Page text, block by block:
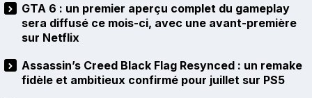
GTA 6 : un premier aperçu complet du gameplay
sera diffusé ce mois-ci, avec une avant-première
sur Netflix
Assassin’s Creed Black Flag Resynced : un remake
fidèle et ambitieux confirmé pour juillet sur PS5